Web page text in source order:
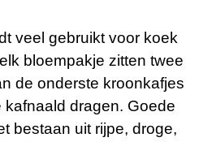
veel gebruikt voor koek
bloempakje zitten twee
de onderste kroonkafjes
dragen. Goede
bestaan uit rijpe, droge,